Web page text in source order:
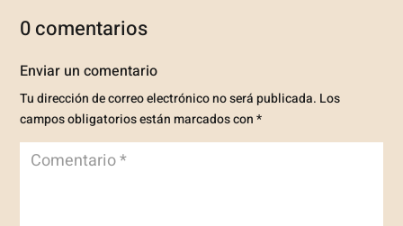
0 comentarios
Enviar un comentario
Tu dirección de correo electrónico no será publicada. Los
campos obligatorios están marcados con*